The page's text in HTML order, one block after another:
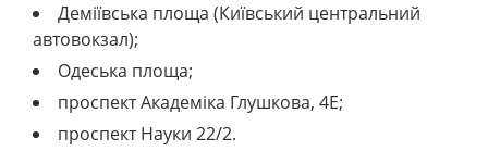
Деміївська площа (Київський центральний
автовокзал);
Одеська площа;
проспект Академіка Глушкова, 4Е;
проспект Науки 22/2.